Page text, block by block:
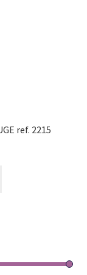
ref. 2215